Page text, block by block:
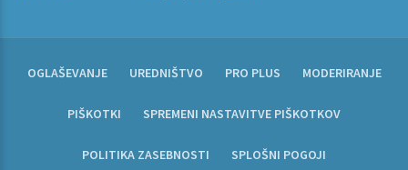
OGLAŠEVANJE UREDNIŠTVO PRO PLUS MODERIRANJE
PIŠKOTKI SPREMENI NASTAVITVE PIŠKOTKOV
POLITIKA ZASEBNOSTI SPLOŠNI POGOJI